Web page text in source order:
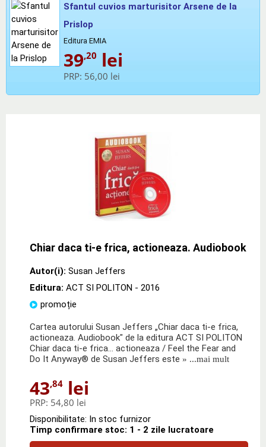
Sfantul cuvios marturisitor Arsene de la
Prislop
Editura EMIA
39,20 lei
PRP: 56,00 lei
Chiar daca ti-e frica, actioneaza. Audiobook
Autor(i): Susan Jeffers
Editura: ACT SI POLITON - 2016
promoție
Cartea autorului Susan Jeffers „Chiar daca ti-e frica,
actioneaza. Audiobook" de la editura ACT SI POLITON
Chiar daca ti-e frica… actioneaza / Feel the Fear and
Do It Anyway® de Susan Jeffers este » ...mai mult
43,84 lei
PRP: 54,80 lei
Disponibilitate: In stoc furnizor
Timp confirmare stoc: 1 - 2 zile lucratoare